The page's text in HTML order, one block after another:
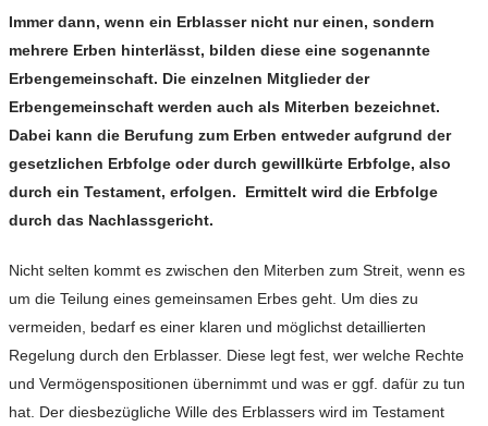
Immer dann, wenn ein Erblasser nicht nur einen, sondern
mehrere Erben hinterlässt, bilden diese eine sogenannte
Erbengemeinschaft. Die einzelnen Mitglieder der
Erbengemeinschaft werden auch als Miterben bezeichnet.
Dabei kann die Berufung zum Erben entweder aufgrund der
gesetzlichen Erbfolge oder durch gewillkürte Erbfolge, also
durch ein Testament, erfolgen. Ermittelt wird die Erbfolge
durch das Nachlassgericht.
Nicht selten kommt es zwischen den Miterben zum Streit, wenn es
um die Teilung eines gemeinsamen Erbes geht. Um dies zu
vermeiden, bedarf es einer klaren und möglichst detaillierten
Regelung durch den Erblasser. Diese legt fest, wer welche Rechte
und Vermögenspositionen übernimmt und was er ggf. dafür zu tun
hat. Der diesbezügliche Wille des Erblassers wird im Testament